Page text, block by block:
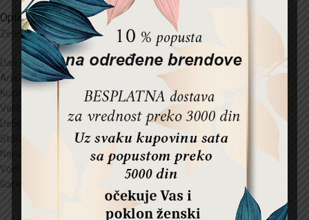
Opis
Zenski sat FERRO
Dan i datum , 24 h
Analogni sat: (sat, minuta, sekunda)
Kućište:
Veličina kućišta:38
Debljina kućišta:10mm
Staklo:
Mineral kristal
Narukvica:18
Vodootpornost:
Garancija: